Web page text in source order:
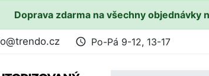
Doprava zdarma na všechny objednávky
access_time Po-Pá 9-12, 13-17